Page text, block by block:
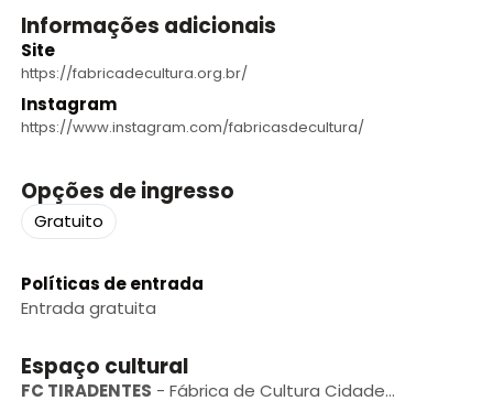
Informações adicionais
Site
https://fabricadecultura.org.br/
Instagram
https://www.instagram.com/fabricasdecultura/
Opções de ingresso
Gratuito
Políticas de entrada
Entrada gratuita
Espaço cultural
FC TIRADENTES - Fábrica de Cultura Cidade